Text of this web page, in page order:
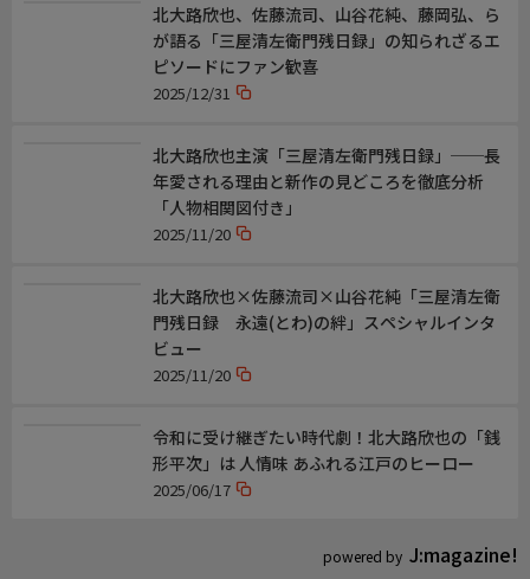
【脚本】赤澤ムック、清水しおり
【主題歌】和田アキ子「晴レルヤ」
(テイチクエンタテインメント・ユニオンレコード)
ートして放送しています。
powered by J:magazine!
北大路欣也、佐藤流司、山谷花純、藤岡弘、ら
が語る「三屋清左衛門残日録」の知られざるエ
ピソードにファン歓喜
2025/12/31
北大路欣也主演「三屋清左衛門残日録」──長
年愛される理由と新作の見どころを徹底分析
「人物相関図付き」
2025/11/20
北大路欣也×佐藤流司×山谷花純「三屋清左衛
門残日録 永遠(とわ)の絆」スペシャルインタ
ビュー
2025/11/20
令和に受け継ぎたい時代劇！北大路欣也の「銭
形平次」は 人情味 あふれる江戸のヒーロー
2025/06/17